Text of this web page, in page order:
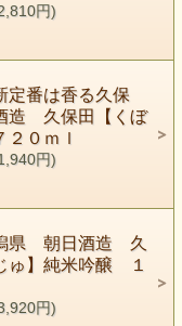
円)
定番は香る久保
造 久保田【くぼ
０ｍｌ
円)
県 朝日酒造 久
ゅ】純米吟醸 １
円)